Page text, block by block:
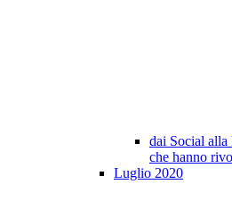
dai Social alla
che hanno
Luglio 2020